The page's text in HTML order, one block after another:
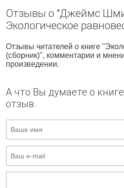
Отзывы о "Джеймс
Экологическое
Отзывы читателей о книге
(сборник)", комментарии и
произведении.
А что Вы думаете о
отзыв.